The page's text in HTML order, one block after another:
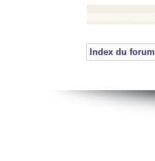
Index du forum